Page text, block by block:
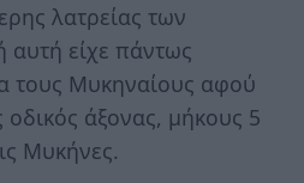
λατρείας των
είχε πάντως
τους Μυκηναίους αφού
άξονας, μήκους 5
Μυκήνες.